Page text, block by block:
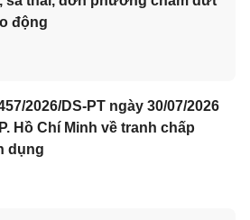
động
2026/DS-PT ngày 30/07/2026
Hồ Chí Minh về tranh chấp
dụng